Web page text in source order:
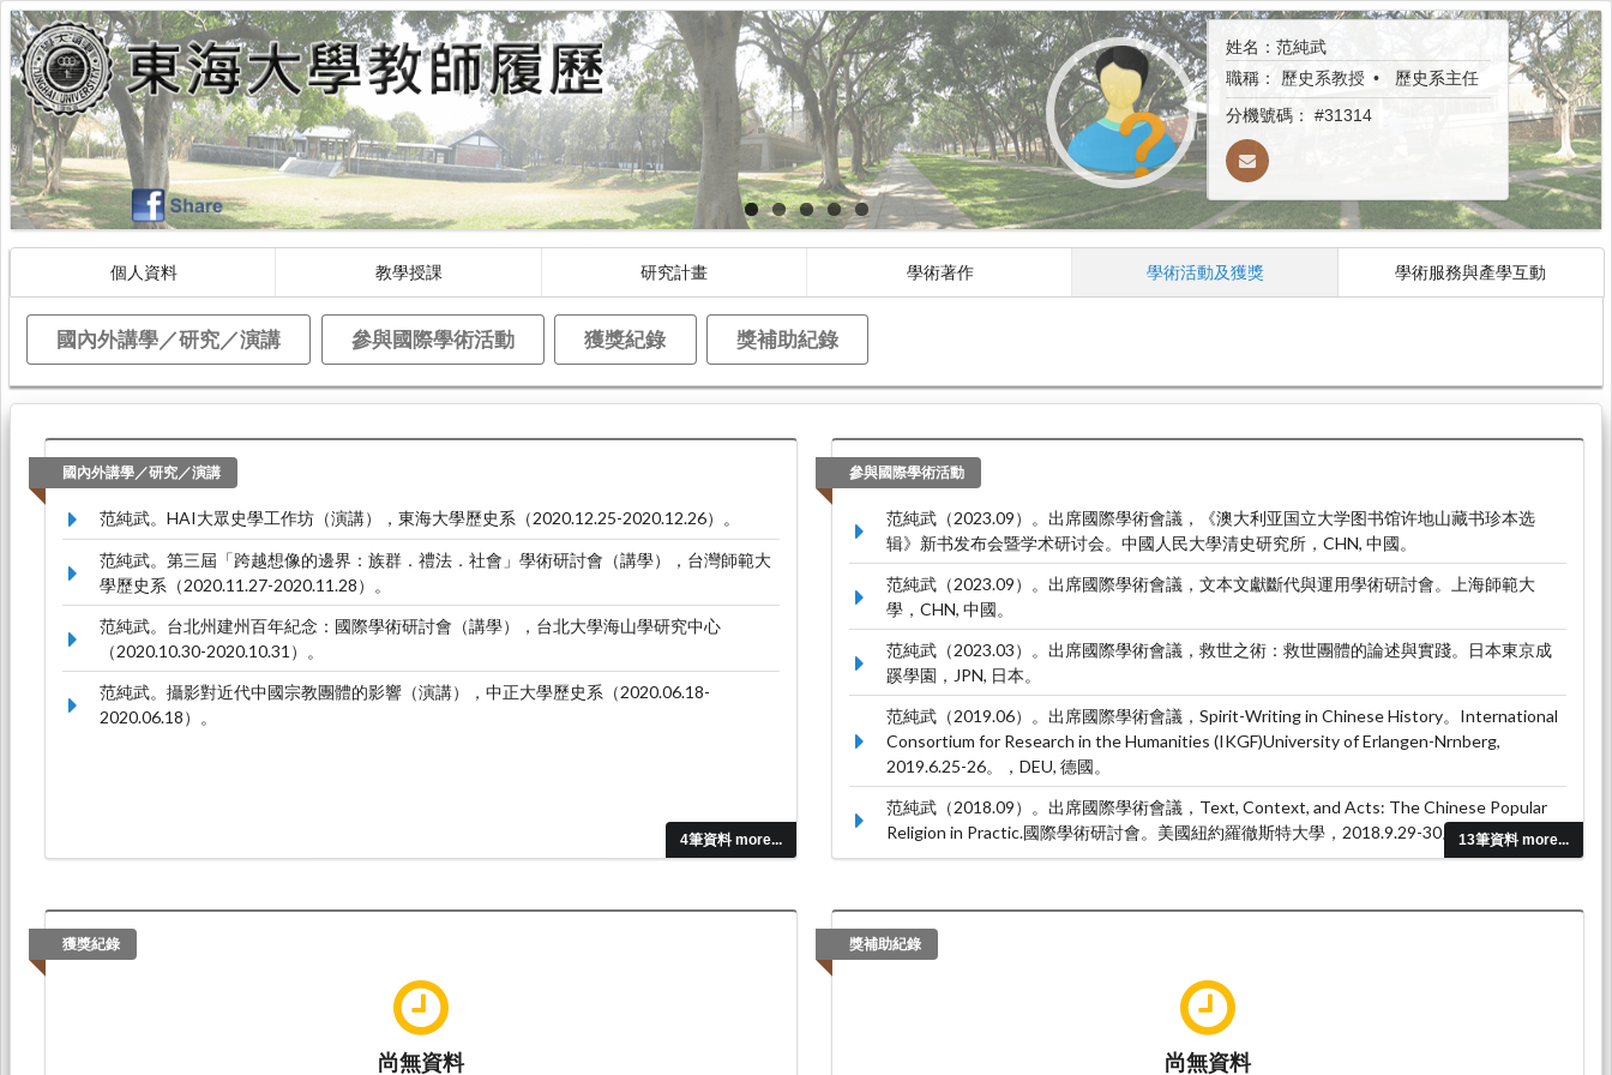
姓名：范純武
職稱： 歷史系教授
歷史系主任
分機號碼： #31314
個人資料 教學授課 研究計畫 學術著作 學術活動及獲獎 學術服務與產學互動
國內外講學／研究／演講 參與國際學術活動 獲獎紀錄 獎補助紀錄
國內外講學／研究／演講
4筆資料 more...
范純武。HAI大眾史學工作坊（演講），東海大學歷史系（2020.12.25-2020.12.26）。
范純武。第三屆「跨越想像的邊界：族群．禮法．社會」學術研討會（講學），台灣師範大
學歷史系（2020.11.27-2020.11.28）。
范純武。台北州建州百年紀念：國際學術研討會（講學），台北大學海山學研究中心
（2020.10.30-2020.10.31）。
范純武。攝影對近代中國宗教團體的影響（演講），中正大學歷史系（2020.06.18-
2020.06.18）。
參與國際學術活動
13筆資料 more...
范純武（2023.09）。出席國際學術會議，《澳大利亚国立大学图书馆许地山藏书珍本选
辑》新书发布会暨学术研讨会。中國人民大學清史研究所，CHN, 中國。
范純武（2023.09）。出席國際學術會議，文本文獻斷代與運用學術研討會。上海師範大
學，CHN, 中國。
范純武（2023.03）。出席國際學術會議，救世之術：救世團體的論述與實踐。日本東京成
蹊學園，JPN, 日本。
范純武（2019.06）。出席國際學術會議，Spirit-Writing in Chinese History。International
Consortium for Research in the Humanities (IKGF)University of Erlangen-Nrnberg,
2019.6.25-26。，DEU, 德國。
范純武（2018.09）。出席國際學術會議，Text, Context, and Acts: The Chinese Popular
Religion in Practic.國際學術研討會。美國紐約羅徹斯特大學，2018.9.29-30。，USA, 美國。
獲獎紀錄
尚無資料
獎補助紀錄
尚無資料